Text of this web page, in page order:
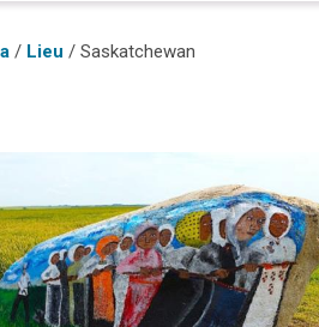
/ Lieu /Saskatchewan